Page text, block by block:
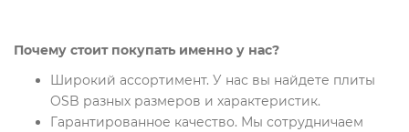
Почему стоит покупать именно у нас?
Широкий ассортимент. У нас вы найдете плиты
OSB разных размеров и характеристик.
Гарантированное качество. Мы сотрудничаем